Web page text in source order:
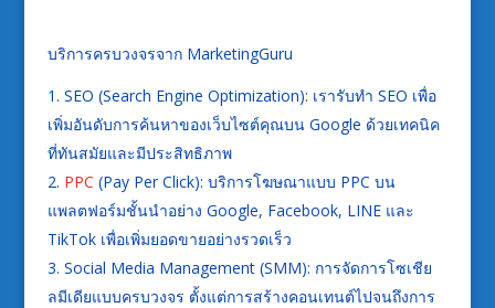
บริการครบวงจรจาก MarketingGuru
SEO (Search Engine Optimization): เรารับทำ SEO เพื่อ
เพิ่มอันดับการค้นหาของเว็บไซต์คุณบน Google ด้วยเทคนิค
ที่ทันสมัยและมีประสิทธิภาพ
PPC (Pay Per Click): บริการโฆษณาแบบ PPC บน
แพลตฟอร์มชั้นนำอย่าง Google, Facebook, LINE และ
TikTok เพื่อเพิ่มยอดขายอย่างรวดเร็ว
Social Media Management (SMM): การจัดการโซเชีย
ลมีเดียแบบครบวงจร ตั้งแต่การสร้างคอนเทนต์ไปจนถึงการ